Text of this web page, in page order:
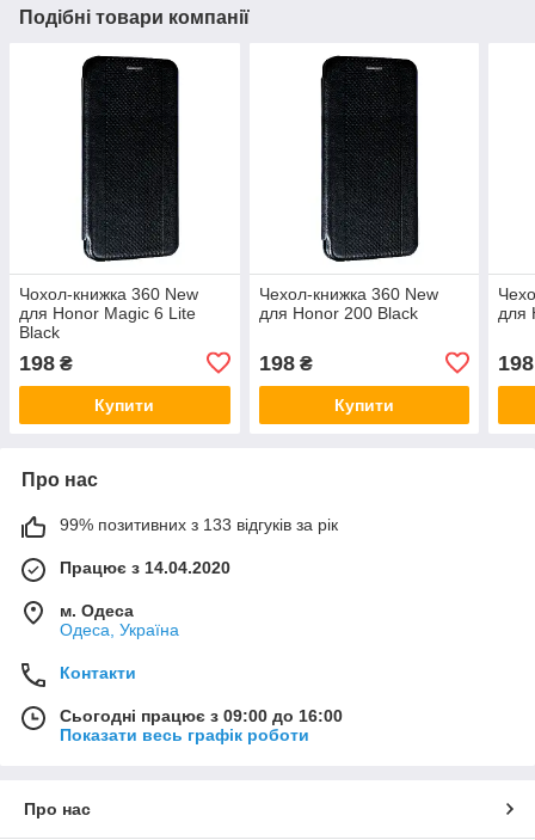
Подібні товари компанії
Чохол-книжка 360 New
для Honor Magic 6 Lite
Black
198 ₴
Купити
Чехол-книжка 360 New
для Honor 200 Black
198₴
Купити
для
198
Про нас
99% позитивних з 133 відгуків за рік
Працює з 14.04.2020
м. Одеса
Одеса, Україна
Контакти
Сьогодні працює з 09:00 до 16:00
Показати весь графік роботи
Про нас